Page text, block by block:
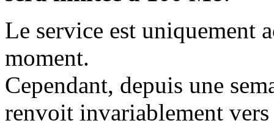
Le service est uniquement
moment.
Cependant, depuis une
renvoit invariablement vers